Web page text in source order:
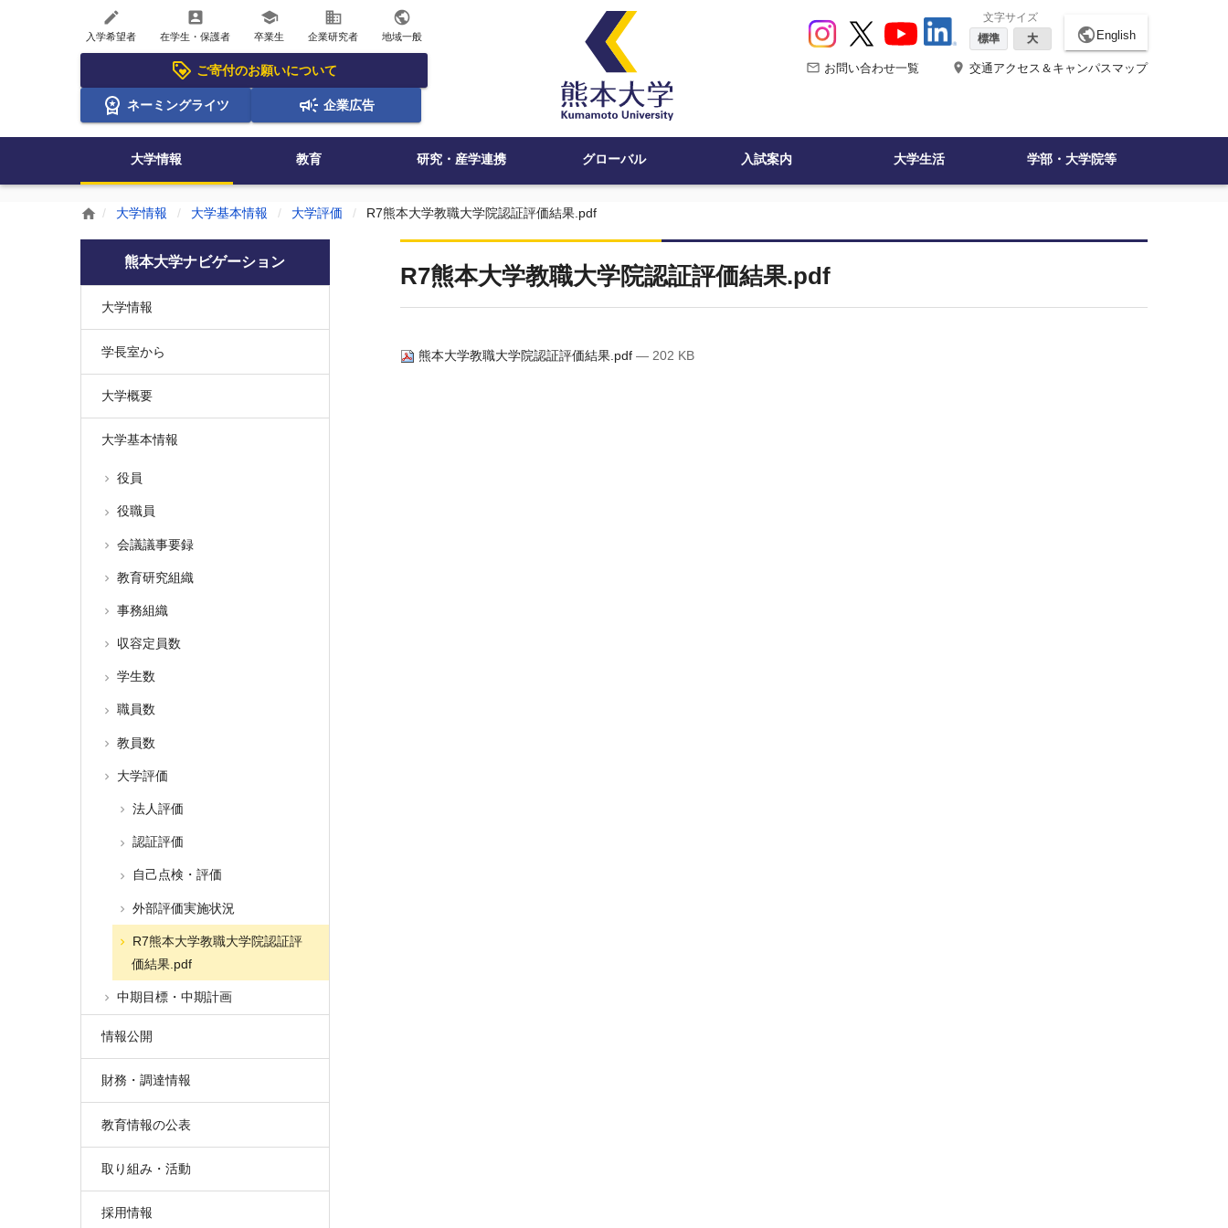
create
入学希望者
account_box
在学生・保護者
school
卒業生
business
企業研究者
public
地域一般
ご寄付のお願いについて
ネーミングライツ 企業広告
文字サイズ
標準
大 public English
mail_outline お問い合わせ一覧 place 交通アクセス＆キャンパスマップ
大学情報 教育 研究・産学連携 グローバル 入試案内 大学生活 学部・大学院等
home 大学情報 大学基本情報 大学評価 R7熊本大学教職大学院認証評価結果.pdf
R7熊本大学教職大学院認証評価結果.pdf
熊本大学教職大学院認証評価結果.pdf— 202 KB
熊本大学ナビゲーション
大学情報
学長室から
大学概要
大学基本情報
役員
役職員
会議議事要録
教育研究組織
事務組織
収容定員数
学生数
職員数
教員数
大学評価
法人評価
認証評価
自己点検・評価
外部評価実施状況
R7熊本大学教職大学院認証評
価結果.pdf
中期目標・中期計画
情報公開
財務・調達情報
教育情報の公表
取り組み・活動
採用情報